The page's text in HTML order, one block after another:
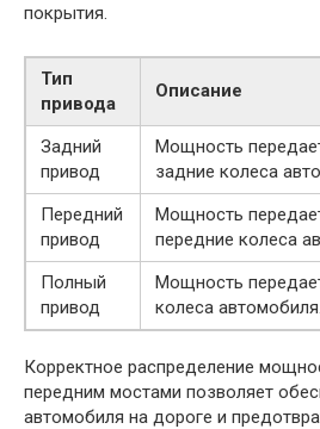
покрытия.
Тип
привода
Описание
Задний
привод
Мощность
задние колеса
Передний
привод
Мощность
передние колеса
Полный
привод
Мощность
колеса автомобиля.
Корректное распределение
передним мостами позволяет
автомобиля на дороге и